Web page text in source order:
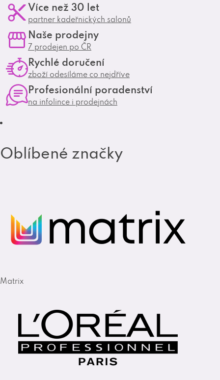
n
s
g
a
m
a
e
o
o
k
Více než 30 let
partner kadeřnických salonů
Naše prodejny
7 prodejen po ČR
Rychlé doručení
zboží odesíláme co nejdříve
Profesionální poradenství
na infolince i prodejnách
Oblíbené značky
Matrix